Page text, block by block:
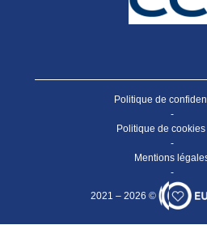
Politique de
-
Politique de
-
Mentions
-
2021 – 2026 ©